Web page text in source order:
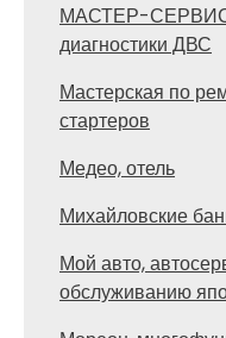
МАСТЕР-СЕРВИС,
диагностики ДВС
Мастерская по
стартеров
Медео, отель
Михайловские
Мой авто,
обслуживанию